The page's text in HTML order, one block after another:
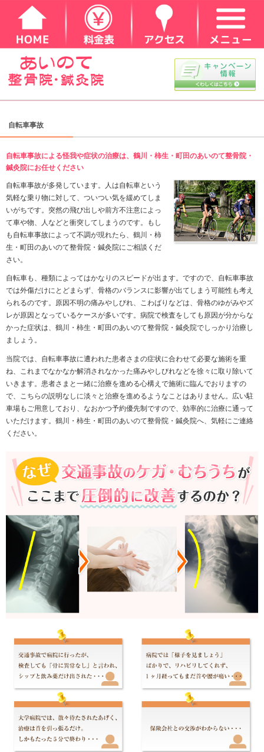
自転車事故
自転車事故による怪我や症状の治療は、鶴川・柿生・
鍼灸院にお任せください
気軽な乗り物に対して、ついつい気を緩めてしま
いがちです。突然の飛び出しや前方不注意によっ
て車や物、人などと衝突してしまうのです。もし
も自転車事故によって不調が現れたら、鶴川・柿
生・町田のあいのて整骨院・鍼灸院にご相談くだ
さい。
自転車も、種類によってはかなりのスピードが出ます
では外傷だけにとどまらず、骨格のバランスに影響が
られるのです。原因不明の痛みやしびれ、こわばりな
レが原因となっているケースが多いです。病院で検査
かった症状は、鶴川・柿生・町田のあいのて整骨院・
ましょう。
当院では、自転車事故に遭われた患者さまの症状に合
ね、これまでなかなか解消されなかった痛みやしびれ
いきます。患者さまと一緒に治療を進める心構えで施
で、こちらの説明なしに淡々と治療を進めるようなこ
車場もご用意しており、なおかつ予約優先制ですので
いただけます。鶴川・柿生・町田のあいのて整骨院・
ください。